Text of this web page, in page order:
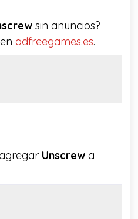
sin anuncios?
adfreegames.es.
Unscrew a